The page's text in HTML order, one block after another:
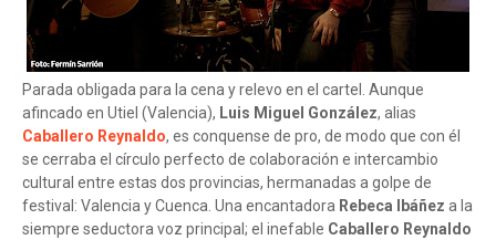
Parada obligada para la cena y relevo en el cartel. Aunque
afincado en Utiel (Valencia), Luis Miguel González, alias
Caballero Reynaldo, es conquense de pro, de modo que con él
se cerraba el círculo perfecto de colaboración e intercambio
cultural entre estas dos provincias, hermanadas a golpe de
festival: Valencia y Cuenca. Una encantadora Rebeca Ibáñez a la
siempre seductora voz principal; el inefable Caballero Reynaldo